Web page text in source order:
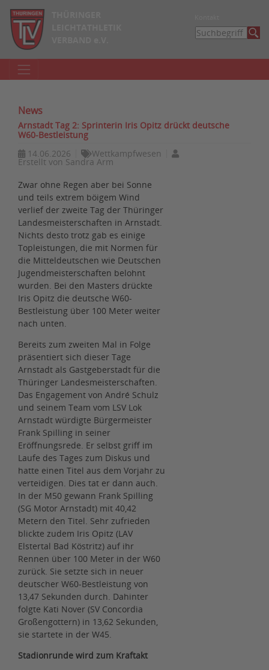
News
Arnstadt Tag 2: Sprinterin Iris Opitz drückt deutsche
W60-Bestleistung
14.06.2026
Wettkampfwesen
Erstellt von Sandra Arm
Zwar ohne Regen aber bei Sonne
und teils extrem böigem Wind
verlief der zweite Tag der Thüringer
Landesmeisterschaften in Arnstadt.
Nichts desto trotz gab es einige
Topleistungen, die mit Normen für
die Mitteldeutschen wie Deutschen
Jugendmeisterschaften belohnt
wurden. Bei den Masters drückte
Iris Opitz die deutsche W60-
Bestleistung über 100 Meter weiter
nach unten.
Bereits zum zweiten Mal in Folge
präsentiert sich dieser Tage
Arnstadt als Gastgeberstadt für die
Thüringer Landesmeisterschaften.
Das Engagement von André Schulz
und seinem Team vom LSV Lok
Arnstadt würdigte Bürgermeister
Frank Spilling in seiner
Eröffnungsrede. Er selbst griff im
Laufe des Tages zum Diskus und
hatte einen Titel aus dem Vorjahr zu
verteidigen. Dies tat er dann auch.
In der M50 gewann Frank Spilling
(SG Motor Arnstadt) mit 40,42
Metern den Titel. Sehr zufrieden
blickte zudem Iris Opitz (LAV
Elstertal Bad Köstritz) auf ihr
Rennen über 100 Meter in der W60
zurück. Sie setzte sich in neuer
deutscher W60-Bestleistung von
13,47 Sekunden durch. Dahinter
folgte Kati Nover (SV Concordia
Großengottern) in 13,62 Sekunden,
sie startete in der W45.
Stadionrunde wird zum Kraftakt